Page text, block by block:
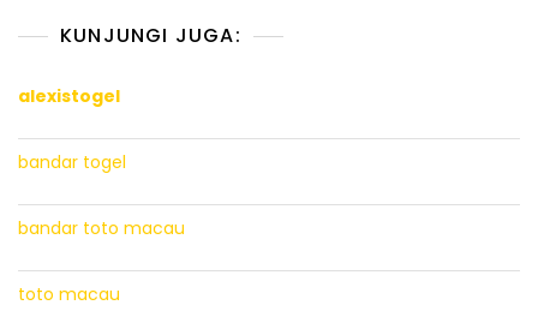
KUNJUNGI JUGA:
alexistogel
bandar togel
bandar toto macau
toto macau